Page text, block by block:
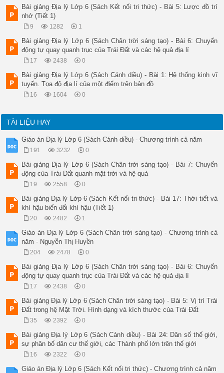
C. Thủy tinh.
D. Thổ tinh.
Câu 3: Đứng thứ năm trong hệ Mặt Trời (tính từ trong ra)
A. Mộc tinh.
B. Hải Vương tinh.
C. Thiên Vương tinh.
D. Hỏa tinh.
Câu 4: Đứng thứ nhất trong hệ Mặt Trời (tính từ trong ra)
A. Mộc tinh.
B. Thủy tinh.
C. Kim tinh.
D. Thổ tinh.
A. Nằm ở vị trí thứ ba từ Mặt Trời trở ra.
B. Nằm ở vị trí thứ ba từ ngoài trở vào Mặt Trời.
C. Khoảng cách đến Mặt Trời là 149,6 triệu km.
D. Khoảng cách từ Mặt Trời đến Trái Đất phù hợp cho sự
Câu 6: Trái Đất có dạng hình gì ?
B. Cầu.
C. Elip.
D. Vuông.
A. 6378 km.
B. 40 076 km.
C. 510 triệu km 2 .
Bài 2: Trong các câu sau, câu nào đúng, câu nào sai ?
A. Mặt Trời là một hệ hành tinh, gồm nhiều thiên thể.
B. Hệ Mặt Trời là một hệ sao, với nhiều sao có khả năng tự
D. Mặt Trời là một ngôi sao tự phát ra ánh sáng nằm trong
S
Bài giảng Địa lý Lớp 6 (Sách Kết nối tri thức) - Bài 5: Lược đồ trí
nhớ (Tiết 1)
9 1282 1
Bài giảng Địa lý Lớp 6 (Sách Chân trời sáng tạo) - Bài 6: Chuyển
động tự quay quanh trục của Trái Đất và các hệ quả địa lí
17 2438 0
Bài giảng Địa lý Lớp 6 (Sách Cánh diều) - Bài 1: Hệ thống kinh vĩ
tuyến. Tọa độ địa lí của một điểm trên bản đồ
16 1604 0
TÀI LIỆU HAY
Giáo án Địa lý Lớp 6 (Sách Cánh diều) - Chương trình cả năm
191 3232 0
Bài giảng Địa lý Lớp 6 (Sách Chân trời sáng tạo) - Bài 7: Chuyển
động của Trái Đất quanh mặt trời và hệ quả
19 2558 0
Bài giảng Địa lý Lớp 6 (Sách Kết nối tri thức) - Bài 17: Thời tiết và
khí hậu biến đổi khí hậu (Tiết 1)
20 2482 1
Giáo án Địa lý Lớp 6 (Sách Chân trời sáng tạo) - Chương trình cả
năm - Nguyễn Thị Huyền
204 2478 0
Bài giảng Địa lý Lớp 6 (Sách Chân trời sáng tạo) - Bài 6: Chuyển
động tự quay quanh trục của Trái Đất và các hệ quả địa lí
17 2438 0
Bài giảng Địa lý Lớp 6 (Sách Chân trời sáng tạo) - Bài 5: Vị trí Trái
Đất trong hệ Mặt Trời. Hình dạng và kích thước của Trái Đất
35 2392 0
Bài giảng Địa lý Lớp 6 (Sách Cánh diều) - Bài 24: Dân số thế giới,
sự phân bố dân cư thế giới, các Thành phố lớn trên thế giới
16 2322 0
Giáo án Địa lý Lớp 6 (Sách Kết nối tri thức) - Chương trình cả năm